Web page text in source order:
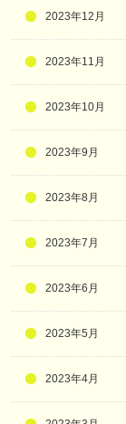
2023年12月
2023年11月
2023年10月
2023年9月
2023年8月
2023年7月
2023年6月
2023年5月
2023年4月